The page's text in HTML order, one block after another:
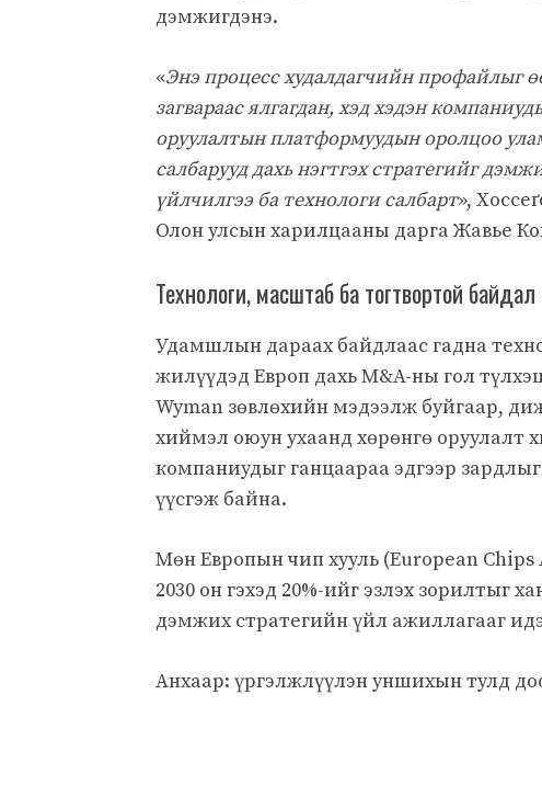
дэмжигдэнэ.
«Энэ процесс худалдагчийн профайлыг
загвараас ялгагдан, хэд хэдэн
оруулалтын платформуудын оролцоо
салбарууд дахь нэгтгэх стратегийг
үйлчилгээ ба технологи салбарт»,
Олон улсын харилцааны дарга Жавье
Технологи, масштаб ба тогтвортой
Удамшлын дараах байдлаас гадна
жилүүдэд Европ дахь M&A-ны гол
Wyman зөвлөхийн мэдээлж буйгаар,
хиймэл оюун ухаанд хөрөнгө оруулалт
компаниудыг ганцаараа эдгээр
үүсгэж байна.
Мөн Европын чип хууль (European
2030 он гэхэд 20%-ийг эзлэх зорилтыг
дэмжих стратегийн үйл ажиллагааг
Анхаар: үргэлжлүүлэн уншихын тулд